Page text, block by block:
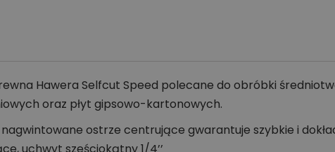
Hawera Selfcut Speed polecane do obróbki
oraz płyt gipsowo-kartonowych.
ostrze centrujące gwarantuje szybkie i